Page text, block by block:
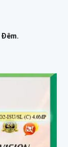
Đêm.